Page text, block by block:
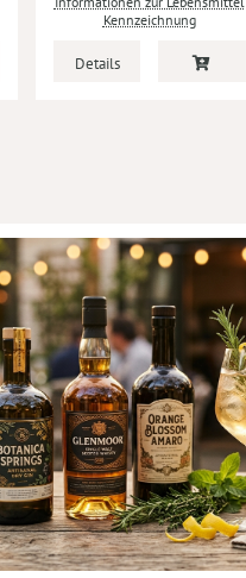
Kennzeichnung
Details